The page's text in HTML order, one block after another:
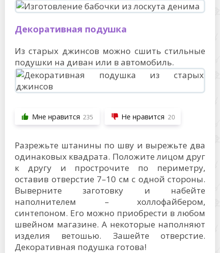
Декоративная подушка
Из старых джинсов можно сшить стильные
подушки на диван или в автомобиль.
Мне нравится 235 Не нравится 20
Разрежьте штанины по шву и вырежьте два
одинаковых квадрата. Положите лицом друг
к другу и прострочите по периметру,
оставив отверстие 7–10 см с одной стороны.
Выверните заготовку и набейте
наполнителем – холлофайбером,
синтепоном. Его можно приобрести в любом
швейном магазине. А некоторые наполняют
изделия ветошью. Зашейте отверстие.
Декоративная подушка готова!